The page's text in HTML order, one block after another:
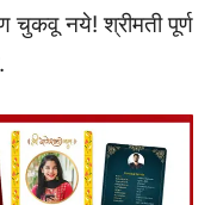
चुकवू नये! श्रीमती पूर्ण